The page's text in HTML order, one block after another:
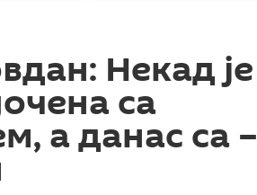
Некад је
са
а данас са –